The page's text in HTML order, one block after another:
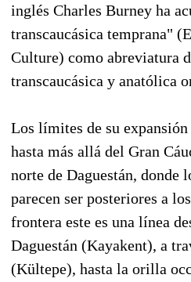
inglés Charles Burney ha
transcaucásica temprana"
Culture) como abreviatura
transcaucásica y anatólica
Los límites de su
hasta más allá del Gran
norte de Daguestán, donde
parecen ser posteriores a
frontera este es una línea
Daguestán (Kayakent), a
(Kültepe), hasta la orilla